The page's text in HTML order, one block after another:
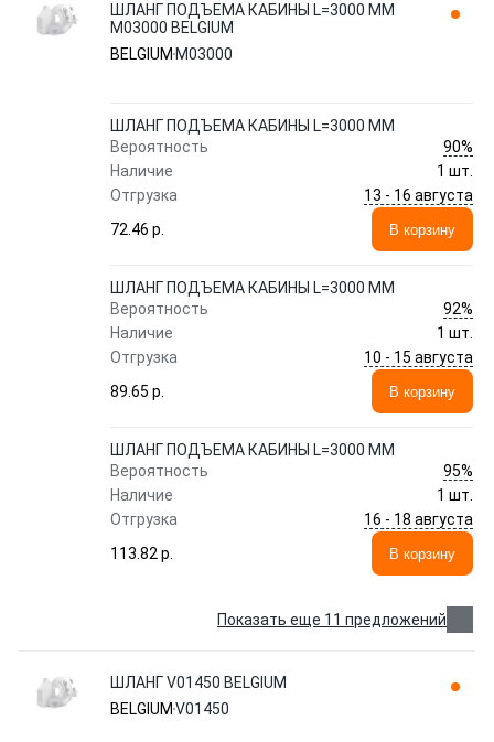
ШЛАНГ ПОДЪЕМА КАБИНЫ L=3000 MM
M03000 BELGIUM
BELGIUM M03000
ШЛАНГ ПОДЪЕМА КАБИНЫ L=3000 MM
Вероятность
90%
Наличие
1 шт.
Отгрузка
13 - 16 августа
72.46 p.
В корзину
ШЛАНГ ПОДЪЕМА КАБИНЫ L=3000 MM
Вероятность
92%
Наличие
1 шт.
Отгрузка
10 - 15 августа
89.65 p.
В корзину
ШЛАНГ ПОДЪЕМА КАБИНЫ L=3000 MM
Вероятность
95%
Наличие
1 шт.
Отгрузка
16 - 18 августа
113.82 p.
В корзину
Показать еще 11 предложений
ШЛАНГ V01450 BELGIUM
BELGIUM V01450